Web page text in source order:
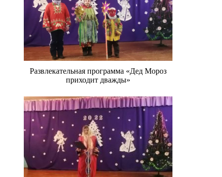
Развлекательная программа «Дед Мороз
приходит дважды»